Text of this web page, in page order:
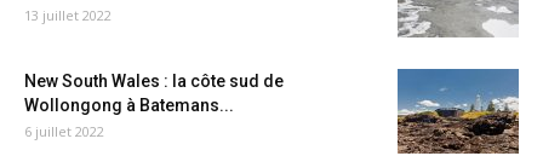
13 juillet 2022
New South Wales : la côte sud de
Wollongong à Batemans...
6 juillet 2022